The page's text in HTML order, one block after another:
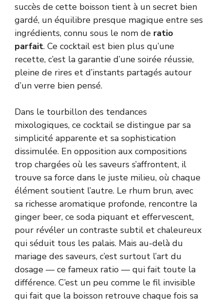
succès de cette boisson tient à un secret bien
gardé, un équilibre presque magique entre ses
ingrédients, connu sous le nom de ratio
parfait. Ce cocktail est bien plus qu’une
recette, c’est la garantie d’une soirée réussie,
pleine de rires et d’instants partagés autour
d’un verre bien pensé.
Dans le tourbillon des tendances
mixologiques, ce cocktail se distingue par sa
simplicité apparente et sa sophistication
dissimulée. En opposition aux compositions
trop chargées où les saveurs s’affrontent, il
trouve sa force dans le juste milieu, où chaque
élément soutient l’autre. Le rhum brun, avec
sa richesse aromatique profonde, rencontre la
ginger beer, ce soda piquant et effervescent,
pour révéler un contraste subtil et chaleureux
qui séduit tous les palais. Mais au-delà du
mariage des saveurs, c’est surtout l’art du
dosage — ce fameux ratio — qui fait toute la
différence. C’est un peu comme le fil invisible
qui fait que la boisson retrouve chaque fois sa